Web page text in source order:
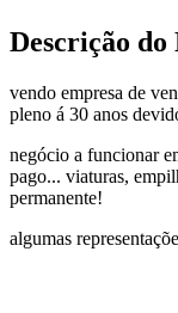
Descrição do
vendo empresa de
pleno á 30 anos
negócio a funcionar
pago... viaturas,
permanente!
algumas